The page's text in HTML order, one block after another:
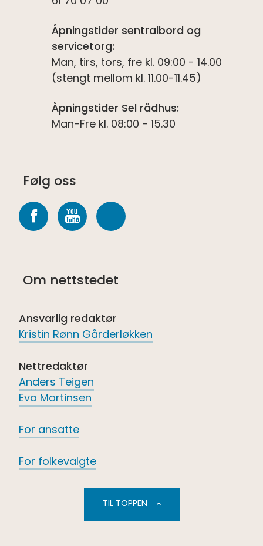
Åpningstider sentralbord og
servicetorg:
Man, tirs, tors, fre kl. 09:00 - 14.00
(stengt mellom kl. 11.00-11.45)
Åpningstider Sel rådhus:
Man-Fre kl. 08:00 - 15.30
Følg oss
FacebookyoutubeSpotify
Om nettstedet
Ansvarlig redaktør
Kristin Rønn Gårderløkken
Nettredaktør
Anders Teigen
Eva Martinsen
For ansatte
For folkevalgte
TIL TOPPEN